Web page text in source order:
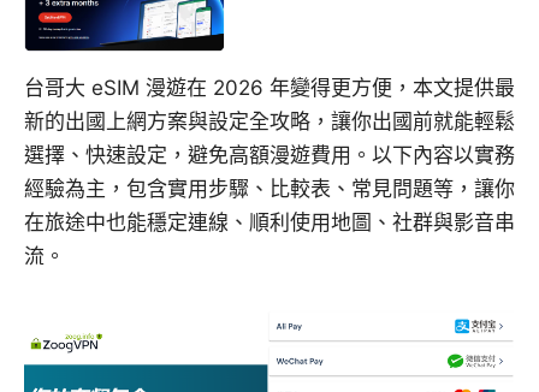
台哥大 eSIM 漫遊在 2026 年變得更方便，本文提供最
新的出國上網方案與設定全攻略，讓你出國前就能輕鬆
選擇、快速設定，避免高額漫遊費用。以下內容以實務
經驗為主，包含實用步驟、比較表、常見問題等，讓你
在旅途中也能穩定連線、順利使用地圖、社群與影音串
流。